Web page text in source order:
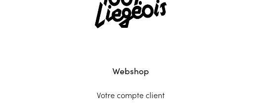
Webshop
Votre compte client